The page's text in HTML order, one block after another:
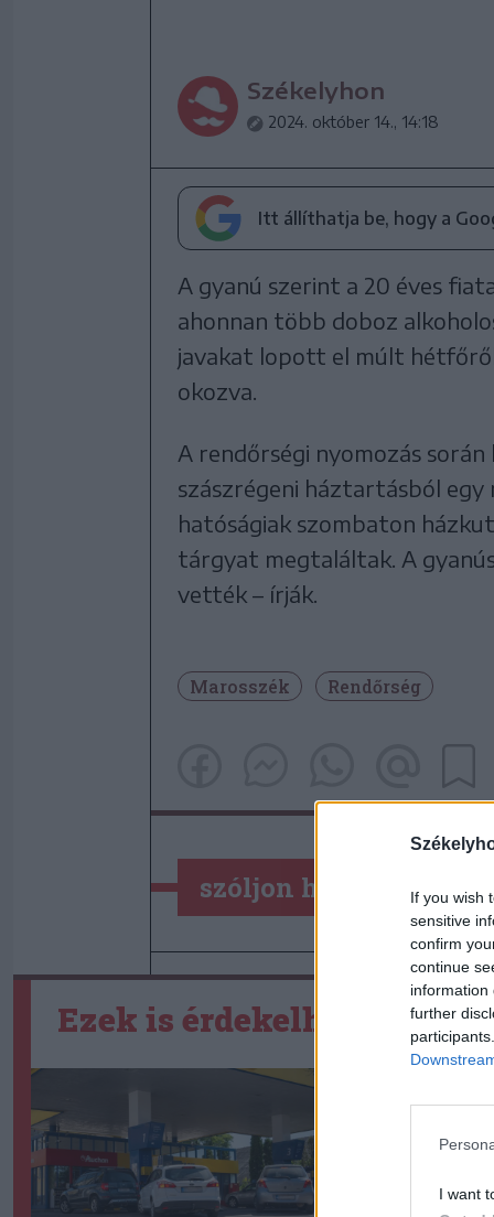
If you wish
sensitive
confirm
continue
information
further
I want
Székelyhon
2024. október 14., 14:18
Itt állíthatja be, hogy a
A gyanú szerint a 20 éves
ahonnan több doboz
javakat lopott el múlt
okozva.
A rendőrségi nyomozás
szászrégeni háztartásból
hatóságiak szombaton
tárgyat megtaláltak. A
vették – írják.
Marosszék Rendőrség
szóljon hozzá!
Ezek is érdekelhetik